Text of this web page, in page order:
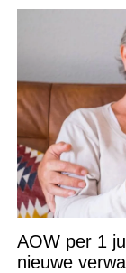
AOW per 1
nieuwe